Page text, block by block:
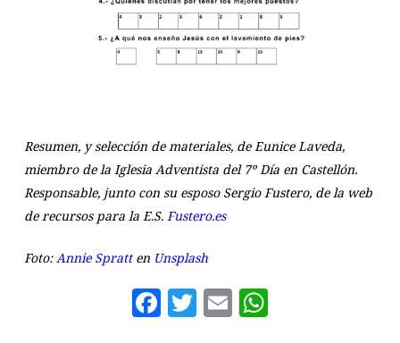
Resumen, y selección de materiales, de Eunice Laveda,
miembro de la Iglesia Adventista del 7º Día en Castellón.
Responsable, junto con su esposo Sergio Fustero, de la web
de recursos para la E.S. Fustero.es
Foto:Annie Spratten Unsplash
Facebook
Twitter
Email